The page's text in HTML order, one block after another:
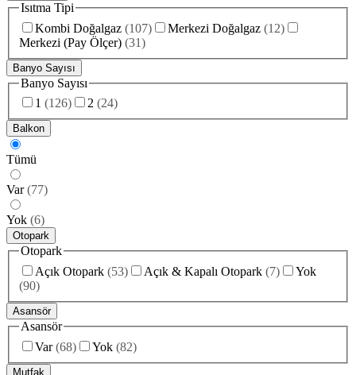
Isıtma Tipi
Kombi Doğalgaz (107) Merkezi Doğalgaz (12)
Merkezi (Pay Ölçer) (31)
Banyo Sayısı
Banyo Sayısı
1 (126) 2 (24)
Balkon
Tümü
Var (77)
Yok (6)
Otopark
Otopark
Açık Otopark (53) Açık & Kapalı Otopark (7)
Yok
(90)
Asansör
Asansör
Var (68) Yok (82)
Mutfak